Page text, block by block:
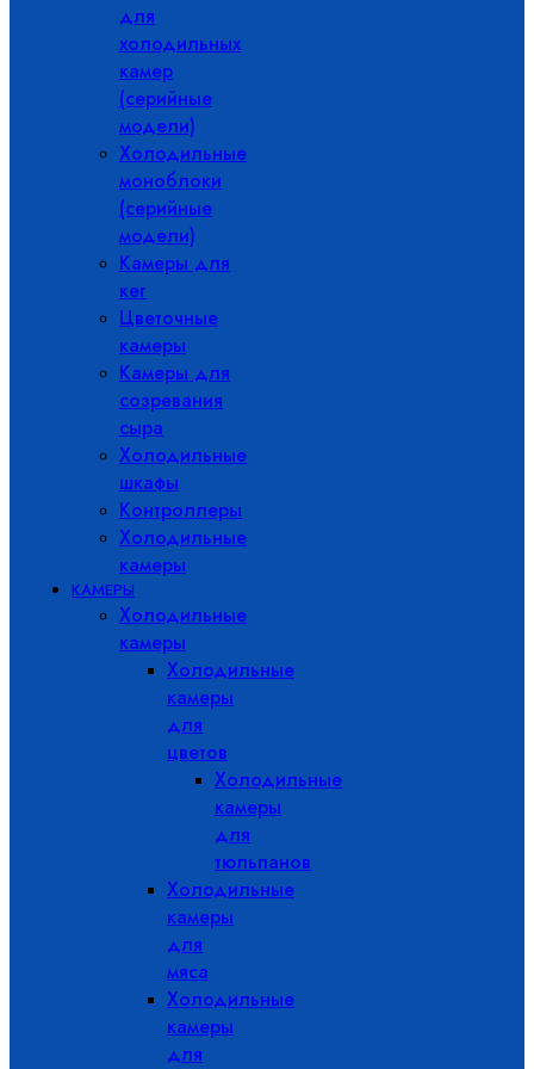
для
холодильных
камер
(серийные
модели)
Холодильные
моноблоки
(серийные
модели)
Камеры для
кег
Цветочные
камеры
Камеры для
созревания
сыра
Холодильные
шкафы
Контроллеры
Холодильные
камеры
КАМЕРЫ
Холодильные
камеры
Холодильные
камеры
для
цветов
Холодильные
камеры
для
тюльпанов
Холодильные
камеры
для
мяса
Холодильные
камеры
для